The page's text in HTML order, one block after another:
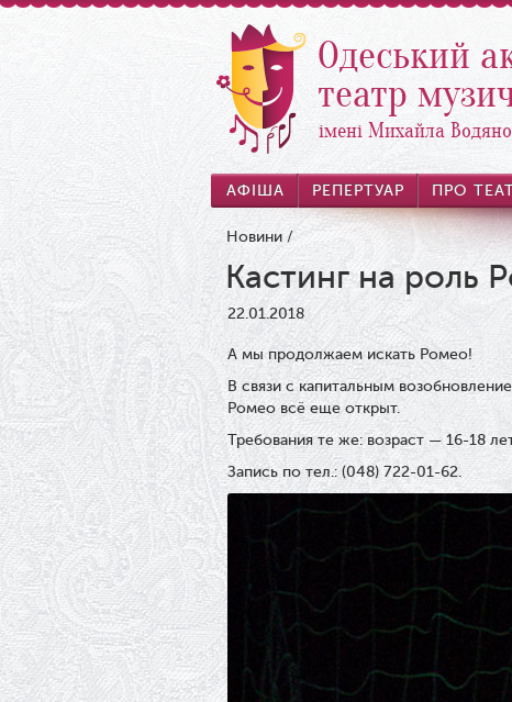
Одеський
театр
імені Михайла
АФІША РЕПЕРТУАР ПРО
Новини /
Кастинг на роль
22.01.2018
А мы продолжаем искать Ромео!
В связи с капитальным
Ромео всё еще открыт.
Требования те же: возраст — 16-18
Запись по тел.: ‎‎‎(048) 722-01-62.